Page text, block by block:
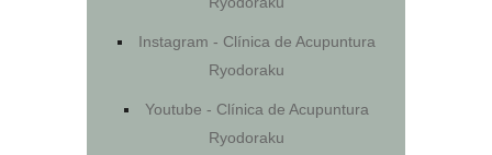
Instagram - Clínica de Acupuntura
Ryodoraku
Youtube - Clínica de Acupuntura
Ryodoraku